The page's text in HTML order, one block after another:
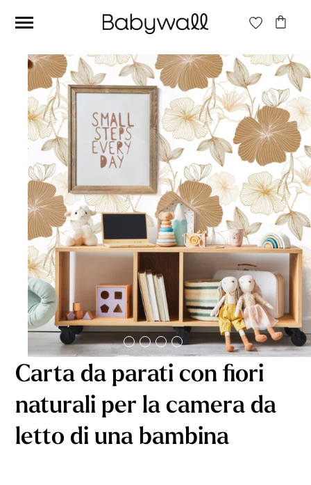
Carta da parati con fiori
naturali per la camera da
letto di una bambina